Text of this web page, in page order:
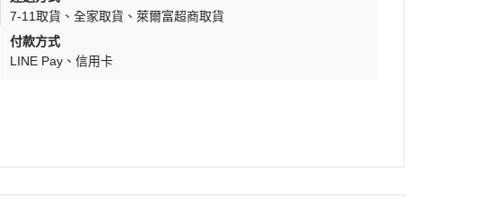
7-11取貨
全家取貨
萊爾富超商取貨
付款方式
LINE Pay
信用卡